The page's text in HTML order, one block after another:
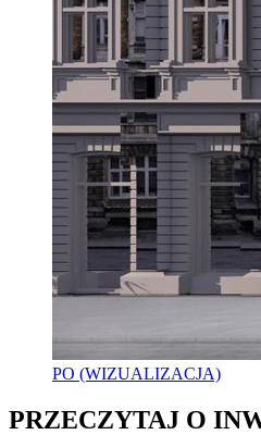
PO (WIZUALIZACJA)
PRZECZYTAJ O